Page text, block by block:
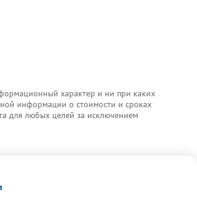
характер и ни при каких
информации о стоимости и сроках
для любых целей за исключением